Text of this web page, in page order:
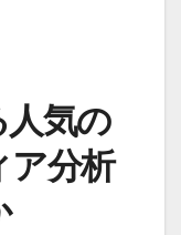
人気の
ア分析